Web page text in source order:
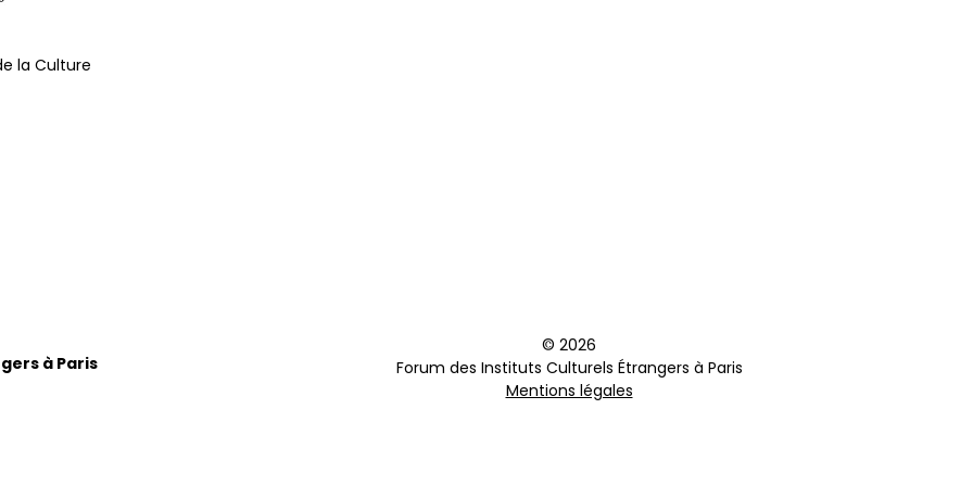
la Culture
à Paris
© 2026
Forum des Instituts Culturels Étrangers à Paris
Mentions légales